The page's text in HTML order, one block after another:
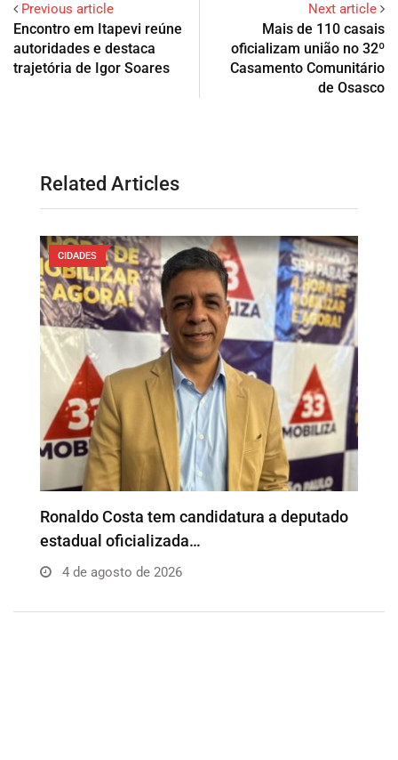
Previous article
Encontro em Itapevi reúne
autoridades e destaca
trajetória de Igor Soares
Next article
Mais de 110 casais
oficializam união no 32º
Casamento Comunitário
de Osasco
Related Articles
CIDADES
Além da Influência reúne empresários e
profissionais para…
4 de agosto de 2026